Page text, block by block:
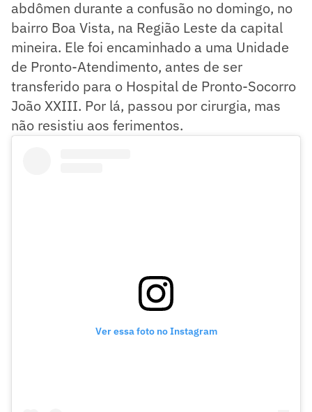
abdômen durante a confusão no domingo, no
bairro Boa Vista, na Região Leste da capital
mineira. Ele foi encaminhado a uma Unidade
de Pronto-Atendimento, antes de ser
transferido para o Hospital de Pronto-Socorro
João XXIII. Por lá, passou por cirurgia, mas
não resistiu aos ferimentos.
Ver essa foto no Instagram